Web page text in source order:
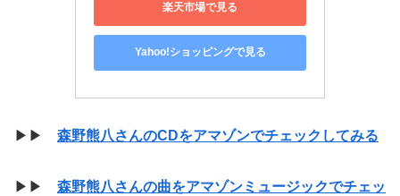
楽天市場で見る
Yahoo!ショッピングで見る
▶▶ 森野熊八さんのCDをアマゾンでチェックしてみる
▶▶ 森野熊八さんの曲をアマゾンミュージックでチェッ